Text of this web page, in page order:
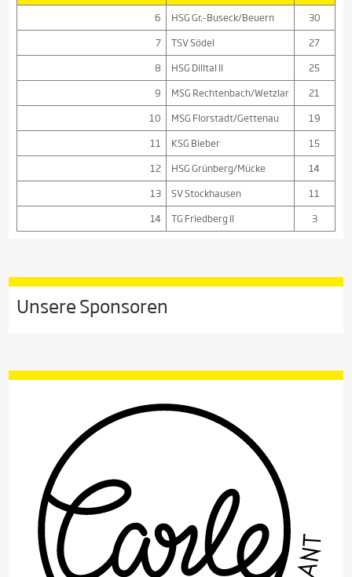
6
HSG Gr.-Buseck/Beuern
30
7
TSV Södel
27
8
HSG Dilltal II
25
9
MSG Rechtenbach/Wetzlar
21
10
MSG Florstadt/Gettenau
19
11
KSG Bieber
15
12
HSG Grünberg/Mücke
14
13
SV Stockhausen
11
14
TG Friedberg II 3
Unsere Sponsoren